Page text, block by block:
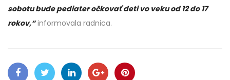
sobotu bude pediater očkovať deti vo veku od 12 do 17
rokov,“informovala radnica.